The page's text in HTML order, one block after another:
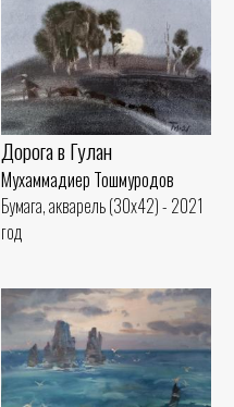
Дорога в Гулан
Мухаммадиер Тошмуродов
Бумага, акварель (30x42) - 2021
год